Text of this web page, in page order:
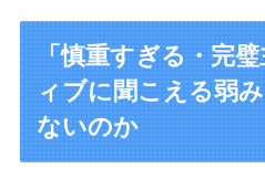
「慎重すぎる・完
ィブに聞こえる弱
ないのか